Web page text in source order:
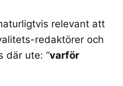
relevant att
redaktörer och
där ute: ”varför